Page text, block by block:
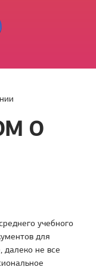
О
учебного
для
далеко не все